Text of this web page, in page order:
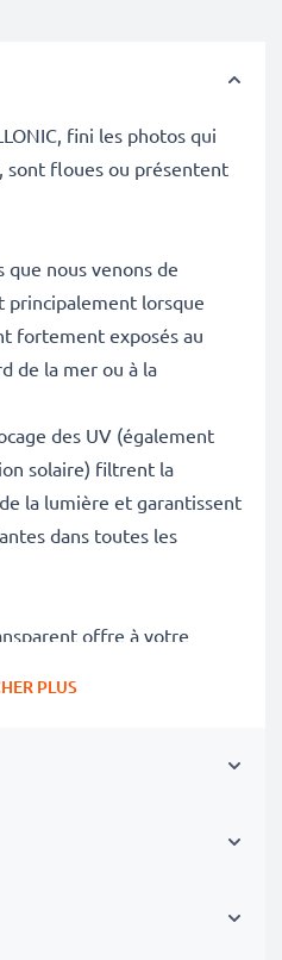
fini les photos qui
sont floues ou présentent
que nous venons de
principalement lorsque
fortement exposés au
de la mer ou à la
des UV (également
solaire) filtrent la
la lumière et garantissent
dans toutes les
offre à votre
les couleurs de vos
PLUS